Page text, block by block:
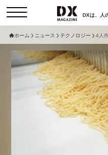
DXは、人
コラム
セミナー
サービスメニュー
ト
現在開催
【
ホーム ニュース テクノロジー 4人